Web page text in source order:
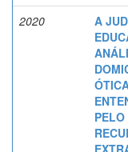
2020
A